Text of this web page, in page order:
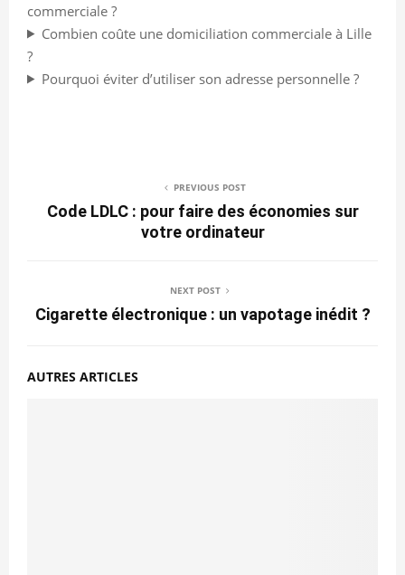
commerciale ?
Combien coûte une domiciliation commerciale à Lille
?
Pourquoi éviter d’utiliser son adresse personnelle ?
PREVIOUS POST
Code LDLC : pour faire des économies sur
votre ordinateur
NEXT POST
Cigarette électronique : un vapotage inédit ?
AUTRES ARTICLES